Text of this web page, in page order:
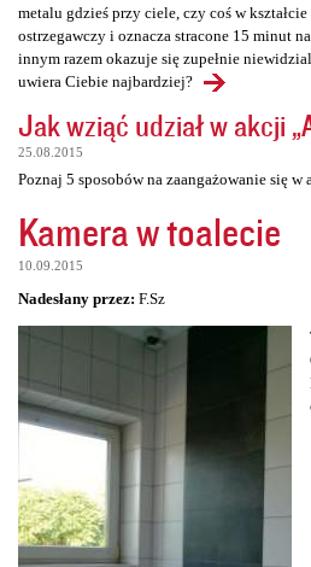
metalu gdzieś przy ciele, czy coś w
ostrzegawczy i oznacza stracone 15 minut
innym razem okazuje się zupełnie
uwiera Ciebie najbardziej?
Jak wziąć udział w akcji
25.08.2015
Poznaj 5 sposobów na zaangażowanie się w
Kamera w toalecie
10.09.2015
Nadesłany przez: F.Sz